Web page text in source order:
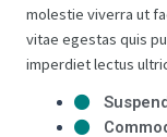
molestie viverra ut
vitae egestas quis
imperdiet lectus